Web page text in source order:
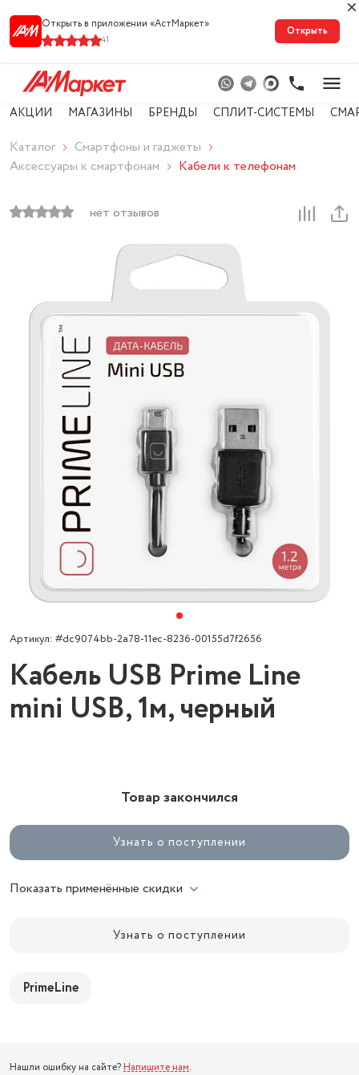
Открыть в приложении «АстМарке‪т‬»
41
Открыть
АКЦИИ МАГАЗИНЫ БРЕНДЫ СПЛИТ-СИСТЕМЫ
Каталог
Смартфоны и гаджеты
Аксессуары к смартфонам
Кабели к телефонам
нет отзывов
Артикул: #dc9074bb-2a78-11ec-8236-00155d7f2656
Кабель USB Prime Line
mini USB, 1м, черный
Товар закончился
Узнать о поступлении
Показать применённые скидки
Узнать о поступлении
PrimeLine
Нашли ошибку на сайте? Напишите нам.